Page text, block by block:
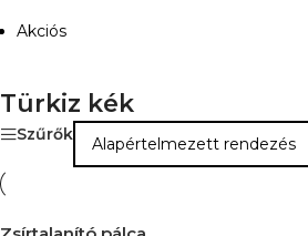
Akciós
Türkiz kék
Szűrők